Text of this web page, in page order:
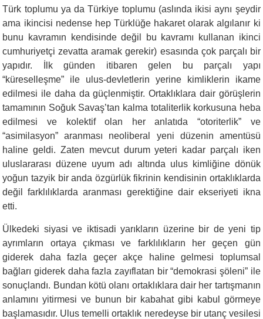
Türk toplumu ya da Türkiye toplumu (aslında ikisi aynı şeydir
ama ikincisi nedense hep Türklüğe hakaret olarak algılanır ki
bunu kavramın kendisinde değil bu kavramı kullanan ikinci
cumhuriyetçi zevatta aramak gerekir) esasında çok parçalı bir
yapıdır. İlk günden itibaren gelen bu parçalı yapı
“küreselleşme” ile ulus-devletlerin yerine kimliklerin ikame
edilmesi ile daha da güçlenmiştir. Ortaklıklara dair görüşlerin
tamamının Soğuk Savaş’tan kalma totaliterlik korkusuna heba
edilmesi ve kolektif olan her anlatıda “otoriterlik” ve
“asimilasyon” aranması neoliberal yeni düzenin amentüsü
haline geldi. Zaten mevcut durum yeteri kadar parçalı iken
uluslararası düzene uyum adı altında ulus kimliğine dönük
yoğun tazyik bir anda özgürlük fikrinin kendisinin ortaklıklarda
değil farklılıklarda aranması gerektiğine dair ekseriyeti ikna
etti.
Ülkedeki siyasi ve iktisadi yarıkların üzerine bir de yeni tip
ayrımların ortaya çıkması ve farklılıkların her geçen gün
giderek daha fazla geçer akçe haline gelmesi toplumsal
bağları giderek daha fazla zayıflatan bir “demokrasi şöleni” ile
sonuçlandı. Bundan kötü olanı ortaklıklara dair her tartışmanın
anlamını yitirmesi ve bunun bir kabahat gibi kabul görmeye
başlamasıdır. Ulus temelli ortaklık neredeyse bir utanç vesilesi